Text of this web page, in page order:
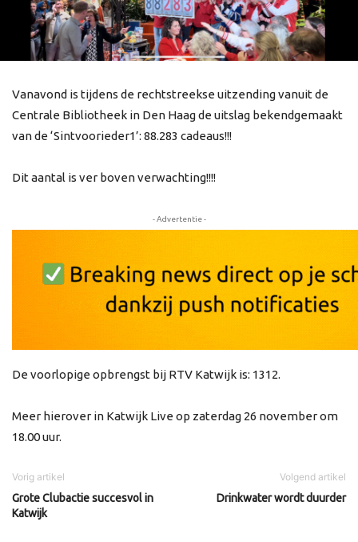
Vanavond is tijdens de rechtstreekse uitzending vanuit de
Centrale Bibliotheek in Den Haag de uitslag bekendgemaakt
van de ‘Sintvoorieder1’: 88.283 cadeaus!!!
Dit aantal is ver boven verwachting!!!!
- Advertentie -
De voorlopige opbrengst bij RTV Katwijk is: 1312.
Meer hierover in Katwijk Live op zaterdag 26 november om
18.00 uur.
Vorig artikel
Grote Clubactie succesvol in
Katwijk
Volgend artikel
Drinkwater wordt duurder